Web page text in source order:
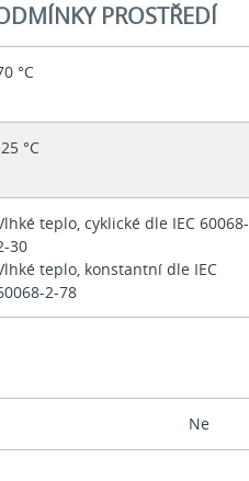
PROSTŘEDÍ
°C
°C
teplo, cyklické dle IEC 60068-
30
teplo, konstantní dle IEC
2-78
Ne